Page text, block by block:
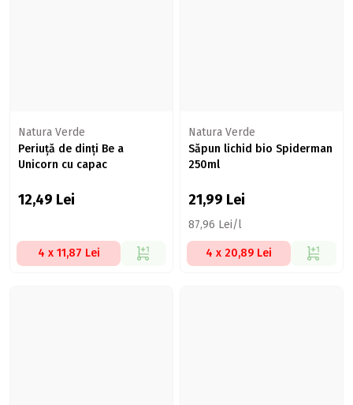
Natura Verde
Periuță de dinți Be a
Unicorn cu capac
12,49 Lei
4 x 11,87 Lei
Natura Verde
Săpun lichid bio Spiderman
250ml
21,99 Lei
87,96 Lei/l
4 x 20,89 Lei